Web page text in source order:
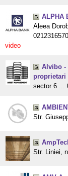
ALPHA
Aleea
0212316570
video
Alvibo -
proprietari
sector 6 ...
Str.
Str. Liniei,